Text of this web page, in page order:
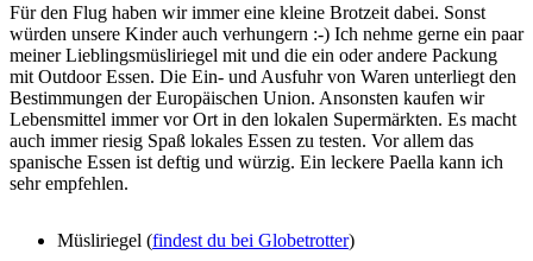
Für den Flug haben wir immer eine kleine Brotzeit dabei. Sonst
würden unsere Kinder auch verhungern :-) Ich nehme gerne ein paar
meiner Lieblingsmüsliriegel mit und die ein oder andere Packung
mit Outdoor Essen. Die Ein- und Ausfuhr von Waren unterliegt den
Bestimmungen der Europäischen Union. Ansonsten kaufen wir
Lebensmittel immer vor Ort in den lokalen Supermärkten. Es macht
auch immer riesig Spaß lokales Essen zu testen. Vor allem das
spanische Essen ist deftig und würzig. Ein leckere Paella kann ich
sehr empfehlen.
Müsliriegel (findest du bei Globetrotter)